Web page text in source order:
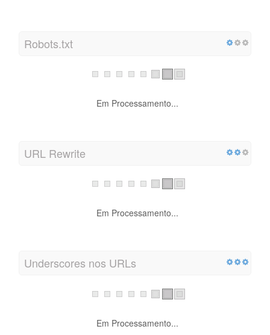
Robots.txt
Em Processamento...
URL Rewrite
Em Processamento...
Underscores nos URLs
Em Processamento...